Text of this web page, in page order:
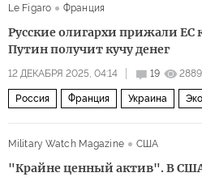
Le Figaro Франция
Русские олигархи прижали ЕС
Путин получит кучу денег
12 ДЕКАБРЯ 2025, 04:14 19
Россия Франция Украина
Military Watch Magazine США
"Крайне ценный актив". В